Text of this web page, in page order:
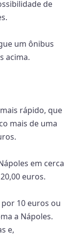
de
um ônibus
acima.
rápido, que
mais de uma
em cerca
euros.
10 euros ou
a Nápoles.
e,